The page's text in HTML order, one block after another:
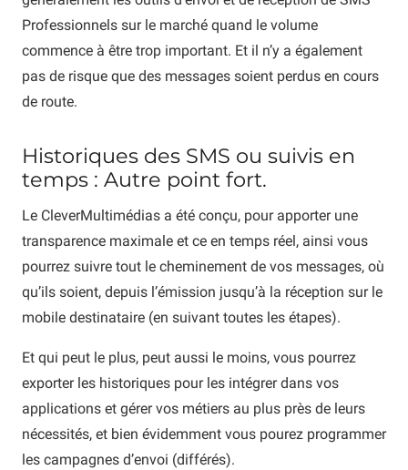
Professionnels sur le marché quand le volume
commence à être trop important. Et il n’y a également
pas de risque que des messages soient perdus en cours
de route.
Historiques des SMS ou suivis en
temps : Autre point fort.
Le CleverMultimédias a été conçu, pour apporter une
transparence maximale et ce en temps réel, ainsi vous
pourrez suivre tout le cheminement de vos messages, où
qu’ils soient, depuis l’émission jusqu’à la réception sur le
mobile destinataire (en suivant toutes les étapes).
Et qui peut le plus, peut aussi le moins, vous pourrez
exporter les historiques pour les intégrer dans vos
applications et gérer vos métiers au plus près de leurs
nécessités, et bien évidemment vous pourez programmer
les campagnes d’envoi (différés).